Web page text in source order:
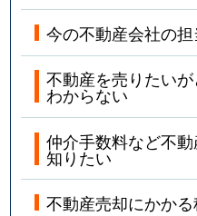
今の不動産会社の
不動産を売りたい
わからない
仲介手数料など不
知りたい
不動産売却にかか